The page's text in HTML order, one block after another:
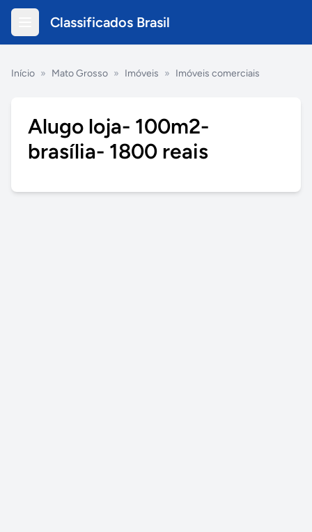
Classificados Brasil
Início » Mato Grosso » Imóveis » Imóveis comerciais
Alugo loja- 100m2-
brasília- 1800 reais